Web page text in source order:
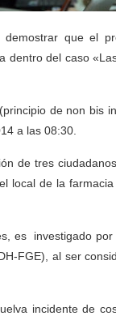
que el
dentro del caso
de non bis
a las 08:30.
de tres
local de la
es investigado
FGE), al ser
incidente de